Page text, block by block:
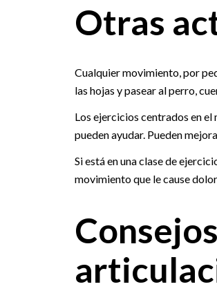
Otras
Cualquier movimiento, por
las hojas y pasear al perro,
Los ejercicios centrados en
pueden ayudar. Pueden
Si está en una clase de
movimiento que le cause